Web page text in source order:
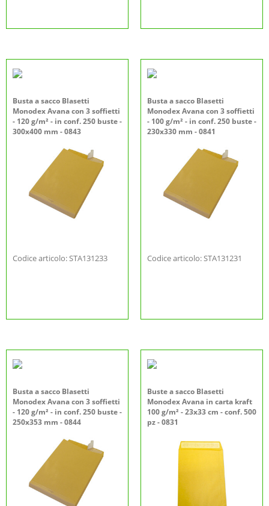
Busta a sacco Blasetti
Monodex Avana con 3 soffietti
- 120 g/m² - in conf. 250 buste -
300x400 mm - 0843
Codice articolo: STA131233
Busta a sacco Blasetti
Monodex Avana con 3 soffietti
- 100 g/m² - in conf. 250 buste -
230x330 mm - 0841
Codice articolo: STA131231
Busta a sacco Blasetti
Monodex Avana con 3 soffietti
- 120 g/m² - in conf. 250 buste -
250x353 mm - 0844
Buste a sacco Blasetti
Monodex Avana in carta kraft
100 g/m² - 23x33 cm - conf. 500
pz - 0831